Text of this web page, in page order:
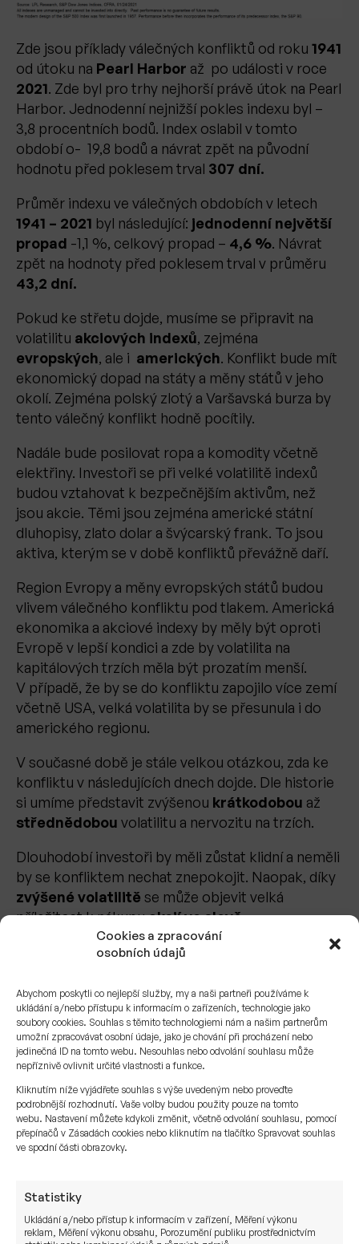
Cookies a zpracování
osobních údajů
Abychom poskytli co nejlepší služby, my a naši partneři používáme k
ukládání a/nebo přístupu k informacím o zařízeních, technologie jako
soubory cookies. Souhlas s těmito technologiemi nám a našim partnerům
umožní zpracovávat osobní údaje, jako je chování při procházení nebo
jedinečná ID na tomto webu. Nesouhlas nebo odvolání souhlasu může
nepříznivě ovlivnit určité vlastnosti a funkce.
Kliknutím níže vyjádřete souhlas s výše uvedeným nebo proveďte
podrobnější rozhodnutí. Vaše volby budou použity pouze na tomto
webu. Nastavení můžete kdykoli změnit, včetně odvolání souhlasu, pomocí
přepínačů v Zásadách cookies nebo kliknutím na tlačítko Spravovat souhlas
ve spodní části obrazovky.
Statistiky
Ukládání a/nebo přístup k informacím v zařízení, Měření výkonu
reklam, Měření výkonu obsahu, Porozumění publiku prostřednictvím
Zde jsou příklady válečných konfliktů od roku 1941
od útoku na Pearl Harbor až po události v roce
2021. Zde byl pro trhy nejhorší právě útok na Pearl
Harbor. Jednodenní nejnižší pokles indexu byl –
3,8 procentních bodů. Index oslabil v tomto
období o- 19,8 bodů a návrat zpět na původní
hodnotu před poklesem trval 307 dní.
Průměr indexu ve válečných obdobích v letech
1941 – 2021 byl následující: jednodenní největší
propad -1,1 %, celkový propad – 4,6 %. Návrat
zpět na hodnoty před poklesem trval v průměru
43,2 dní.
Pokud ke střetu dojde, musíme se připravit na
volatilitu akciových indexů, zejména
evropských, ale i amerických. Konflikt bude mít
ekonomický dopad na státy a měny států v jeho
okolí. Zejména polský zlotý a Varšavská burza by
tento válečný konflikt hodně pocítily.
Nadále bude posilovat ropa a komodity včetně
elektřiny. Investoři se při velké volatilitě indexů
budou vztahovat k bezpečnějším aktivům, než
jsou akcie. Těmi jsou zejména americké státní
dluhopisy, zlato dolar a švýcarský frank. To jsou
aktiva, kterým se v době konfliktů převážně daří.
Region Evropy a měny evropských států budou
vlivem válečného konfliktu pod tlakem. Americká
ekonomika a akciové indexy by měly být oproti
Evropě v lepší kondici a zde by volatilita na
kapitálových trzích měla být prozatím menší.
V případě, že by se do konfliktu zapojilo více zemí
včetně USA, velká volatilita by se přesunula i do
amerického regionu.
V současné době je stále velkou otázkou, zda ke
konfliktu v následujících dnech dojde. Dle historie
si umíme představit zvýšenou krátkodobou až
střednědobou volatilitu a nervozitu na trzích.
Dlouhodobí investoři by měli zůstat klidní a neměli
by se konfliktem nechat znepokojit. Naopak, díky
zvýšené volatilitě se může objevit velká
příležitost k nákupuakcií ve slevě.
Investoři, kteří investují více v
investoři, kteří investují vetší část portfolia
majetku vEvropěa jsou zaměřeni zejména na
východní část Evropy, mohou pocítit zvýšenou
volatilitu na v krátkodobém až střednědobém
horizontu.
Pro další týdny bude platit zvýšená volatilita podle
toho, jak budou přicházet zprávy z východu
Evropy. Emoce investorů budou pracovat